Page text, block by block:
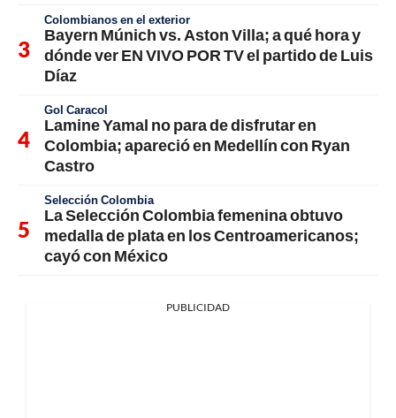
Colombianos en el exterior
Bayern Múnich vs. Aston Villa; a qué hora y
dónde ver EN VIVO POR TV el partido de Luis
Díaz
Gol Caracol
Lamine Yamal no para de disfrutar en
Colombia; apareció en Medellín con Ryan
Castro
Selección Colombia
La Selección Colombia femenina obtuvo
medalla de plata en los Centroamericanos;
cayó con México
PUBLICIDAD